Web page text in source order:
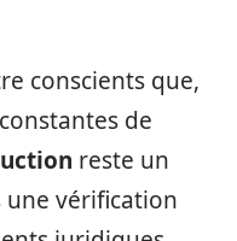
conscients que,
de
reste un
vérification